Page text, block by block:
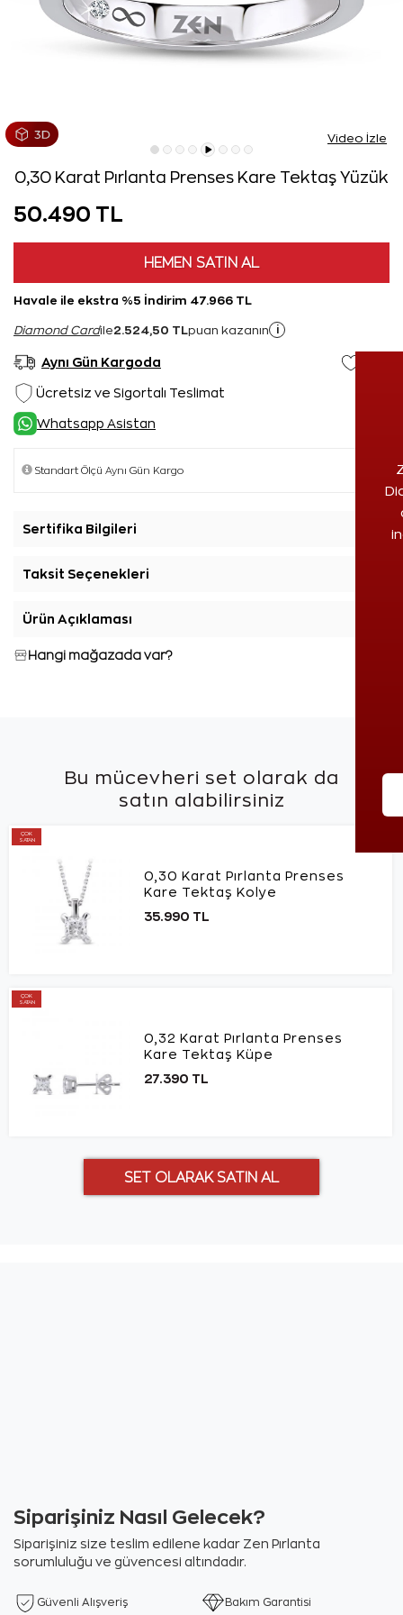
Video İzle
0,30 Karat Pırlanta Prenses Kare Tektaş Yüzük
50.490 TL
HEMEN SATIN AL
Havale ile ekstra %5 İndirim 47.966 TL
Diamond Cardile2.524,50 TL puan kazanın i
Aynı Gün Kargoda
Ücretsiz ve Sigortalı Teslimat
Whatsapp Asistan
Sertifika Bilgileri
Taksit Seçenekleri
Ürün Açıklaması
Hangi mağazada var?
Bu mücevheri set olarak da
satın alabilirsiniz
ÇOK
SATAN
0,30 Karat Pırlanta Prenses
Kare Tektaş Kolye
35.990 TL
ÇOK
SATAN
0,32 Karat Pırlanta Prenses
Kare Tektaş Küpe
27.390 TL
Siparişiniz Nasıl Gelecek?
Siparişiniz size teslim edilene kadar Zen Pırlanta
sorumluluğu ve güvencesi altındadır.
Güvenli Alışveriş Bakım Garantisi